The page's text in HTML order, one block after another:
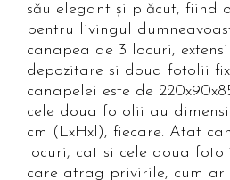
său elegant și plăcut, fiind
pentru livingul
canapea de 3 locuri,
depozitare si doua fotolii
canapelei este de
cele doua fotolii au
cm (LxHxl), fiecare. Atat
locuri, cat si cele doua
care atrag privirile, cum ar